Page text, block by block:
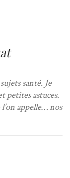
santé. Je
petites astuces.
appelle… nos